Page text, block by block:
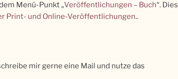
Menü-Punkt „Veröffentlichungen – Buch“. Dies
Print- und Online-Veröffentlichungen..
mir gerne eine Mail und nutze das